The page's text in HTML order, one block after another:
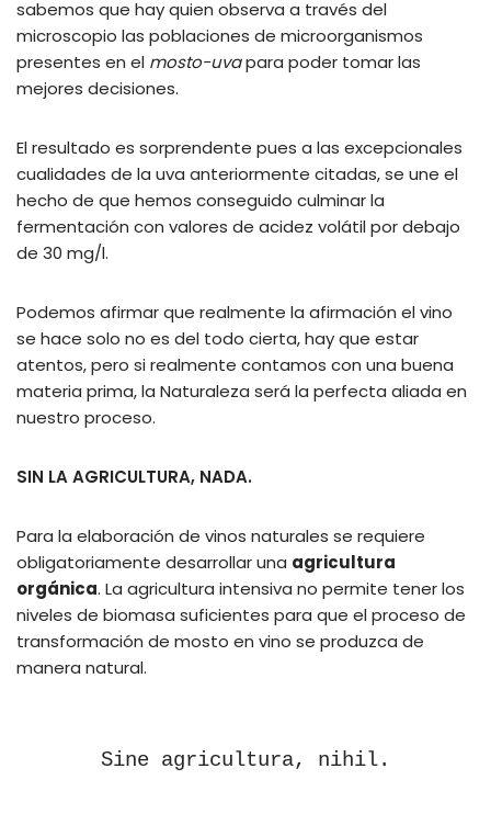
sabemos que hay quien observa a través del
microscopio las poblaciones de microorganismos
presentes en el mosto-uvapara poder tomar las
mejores decisiones.
El resultado es sorprendente pues a las excepcionales
cualidades de la uva anteriormente citadas, se une el
hecho de que hemos conseguido culminar la
fermentación con valores de acidez volátil por debajo
de 30 mg/l.
Podemos afirmar que realmente la afirmación el vino
se hace solo no es del todo cierta, hay que estar
atentos, pero si realmente contamos con una buena
materia prima, la Naturaleza será la perfecta aliada en
nuestro proceso.
SIN LA AGRICULTURA, NADA.
Para la elaboración de vinos naturales se requiere
obligatoriamente desarrollar una agricultura
orgánica. La agricultura intensiva no permite tener los
niveles de biomasa suficientes para que el proceso de
transformación de mosto en vino se produzca de
manera natural.
Sine agricultura, nihil.